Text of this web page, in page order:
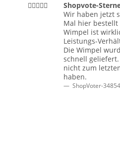
Shopvote-
Wir haben jetzt
Mal hier
Wimpel ist
Leistungs-
Die Wimpel
schnell
nicht zum
haben.
ShopVoter-